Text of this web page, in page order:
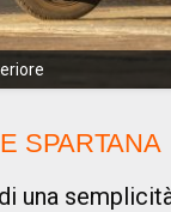
SPARTANA
una